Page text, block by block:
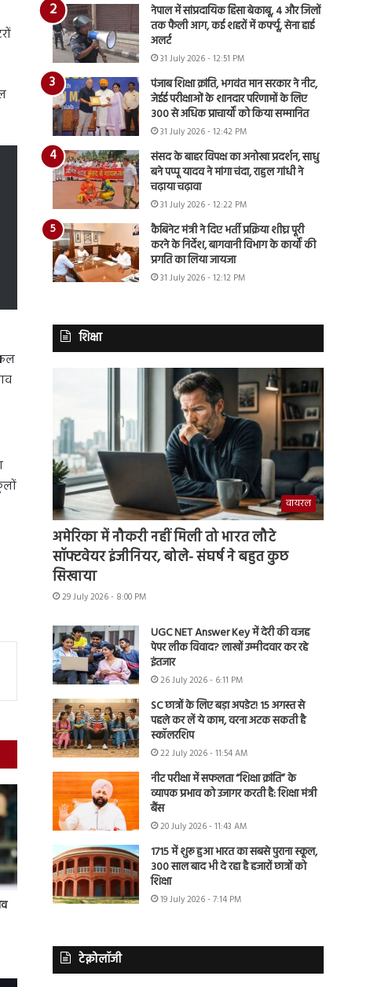
नेपाल में सांप्रदायिक हिंसा बेकाबू, 4 और जिलों
तक फैली आग, कई शहरों में कर्फ्यू, सेना हाई
अलर्ट
31 July 2026 - 12:51 PM
पंजाब शिक्षा क्रांति, भगवंत मान सरकार ने नीट,
जेईई परीक्षाओं के शानदार परिणामों के लिए
300 से अधिक प्राचार्यों को किया सम्मानित
31 July 2026 - 12:42 PM
संसद के बाहर विपक्ष का अनोखा प्रदर्शन, साधु
बने पप्पू यादव ने मांगा चंदा, राहुल गांधी ने
चढ़ाया चढ़ावा
31 July 2026 - 12:22 PM
कैबिनेट मंत्री ने दिए भर्ती प्रक्रिया शीघ्र पूरी
करने के निर्देश, बागवानी विभाग के कार्यों की
प्रगति का लिया जायजा
31 July 2026 - 12:12 PM
शिक्षा
वायरल
अमेरिका में नौकरी नहीं मिली तो भारत लौटे
सॉफ्टवेयर इंजीनियर, बोले- संघर्ष ने बहुत कुछ
सिखाया
29 July 2026 - 8:00 PM
UGC NET Answer Key में देरी की वजह
पेपर लीक विवाद? लाखों उम्मीदवार कर रहे
इंतजार
26 July 2026 - 6:11 PM
SC छात्रों के लिए बड़ा अपडेट! 15 अगस्त से
पहले कर लें ये काम, वरना अटक सकती है
स्कॉलरशिप
22 July 2026 - 11:54 AM
नीट परीक्षा में सफलता “शिक्षा क्रांति” के
व्यापक प्रभाव को उजागर करती है: शिक्षा मंत्री
बैंस
20 July 2026 - 11:43 AM
1715 में शुरू हुआ भारत का सबसे पुराना स्कूल,
300 साल बाद भी दे रहा है हजारों छात्रों को
शिक्षा
19 July 2026 - 7:14 PM
टेक्नोलॉजी